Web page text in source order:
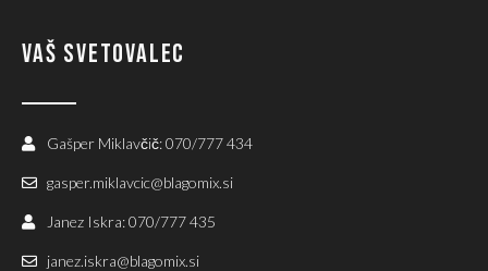
VAŠ SVETOVALEC
Gašper Miklavčič: 070/777 434
gasper.miklavcic@blagomix.si
Janez Iskra: 070/777 435
janez.iskra@blagomix.si